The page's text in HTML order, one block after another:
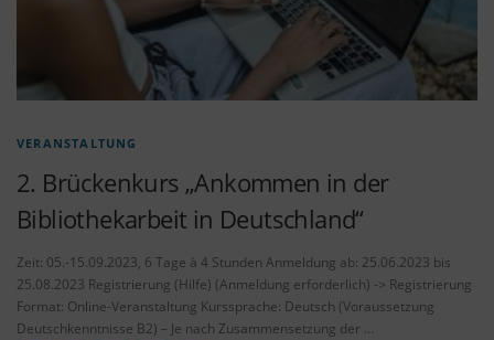
VERANSTALTUNG
2. Brückenkurs „Ankommen in der
Bibliothekarbeit in Deutschland“
Zeit: 05.-15.09.2023, 6 Tage à 4 Stunden Anmeldung ab: 25.06.2023 bis
25.08.2023 Registrierung (Hilfe) (Anmeldung erforderlich) -> Registrierung
Format: Online-Veranstaltung Kurssprache: Deutsch (Voraussetzung
Deutschkenntnisse B2) – Je nach Zusammensetzung der …